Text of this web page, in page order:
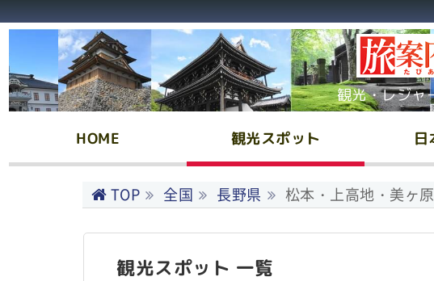
観光・レジャ
HOME 観光スポット 日
TOP 全国 長野県 松本・上高地・美ヶ
観光スポット 一覧